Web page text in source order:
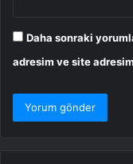
Daha sonraki
adresim ve site